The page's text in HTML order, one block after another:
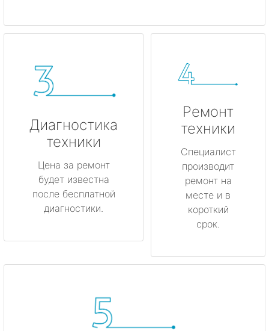
Диагностика
техники
Цена за ремонт
будет известна
после бесплатной
диагностики.
Ремонт
техники
Специалист
производит
ремонт на
месте и в
короткий
срок.